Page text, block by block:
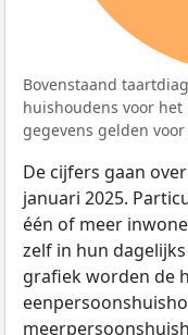
Bovenstaand
huishoudens voor het
gegevens gelden voor
De cijfers gaan
januari 2025.
één of meer
zelf in hun
grafiek worden de